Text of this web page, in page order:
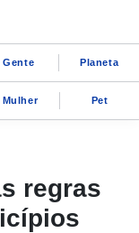
Gente Planeta
Mulher Pet
regras